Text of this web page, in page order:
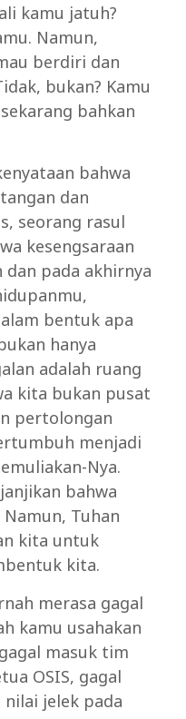
kamu jatuh?
Namun,
berdiri dan
bukan? Kamu
bahkan
bahwa
dan
seorang rasul
kesengsaraan
pada akhirnya
bentuk apa
hanya
adalah ruang
kita bukan pusat
pertolongan
menjadi
Nya.
bahwa
Tuhan
kita untuk
kita.
merasa gagal
kamu usahakan
masuk tim
OSIS, gagal
jelek pada